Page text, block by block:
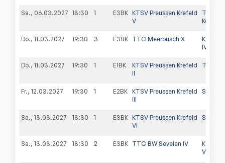
Sa., 06.03.2027 18:30 1 E3BK KTSV Preussen Krefeld
V
TTF
Do., 11.03.2027 19:30 3 E3BK TTC Meerbusch X
KTSV
IV
Do., 11.03.2027 19:30 1 E1BK
KTSV Preussen Krefeld
II
TV
Fr., 12.03.2027 19:30 1 E2BK KTSV Preussen Krefeld
III
SV BR
Sa., 13.03.2027 18:30 1 E3BK KTSV Preussen Krefeld
VI
SV BR
Sa., 13.03.2027 18:30 2 E3BK TTC BW Sevelen IV
KTSV
V